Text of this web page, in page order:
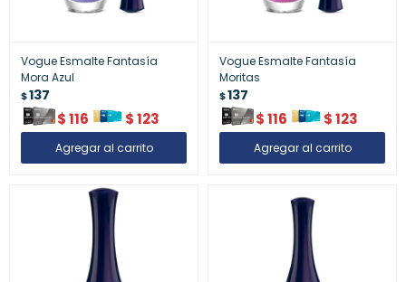
Vogue Esmalte Fantasía
Mora Azul
$137
$116 $123
Vogue Esmalte Fantasía
Moritas
$137
$116 $123